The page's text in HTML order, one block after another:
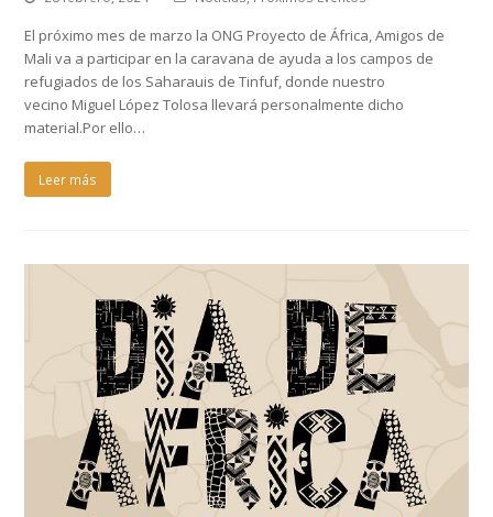
El próximo mes de marzo la ONG Proyecto de África, Amigos de
Mali va a participar en la caravana de ayuda a los campos de
refugiados de los Saharauis de Tinfuf, donde nuestro
vecino Miguel López Tolosa llevará personalmente dicho
material.Por ello…
Leer más